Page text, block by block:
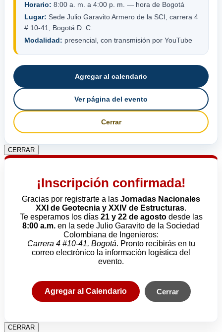
Horario: 8:00 a. m. a 4:00 p. m. — hora de Bogotá
Lugar: Sede Julio Garavito Armero de la SCI, carrera 4
# 10-41, Bogotá D. C.
Modalidad: presencial, con transmisión por YouTube
Agregar al calendario
Ver página del evento
Cerrar
CERRAR
¡Inscripción confirmada!
Gracias por registrarte a las Jornadas Nacionales
XXI de Geotecnia y XXIV de Estructuras.
Te esperamos los días 21 y 22 de agostodesde las
8:00 a.m. en la sede Julio Garavito de la Sociedad
Colombiana de Ingenieros:
Carrera 4 #10-41, Bogotá. Pronto recibirás en tu
correo electrónico la información logística del
evento.
Agregar al Calendario Cerrar
CERRAR